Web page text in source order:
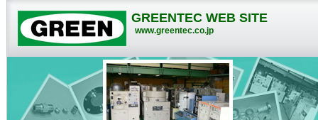
GREENTEC WEB SITE
www.greentec.co.jp